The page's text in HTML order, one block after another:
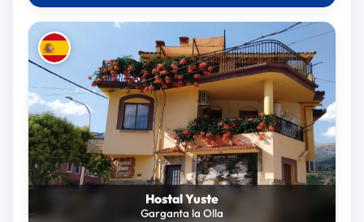
Hostal Yuste
Garganta la Olla